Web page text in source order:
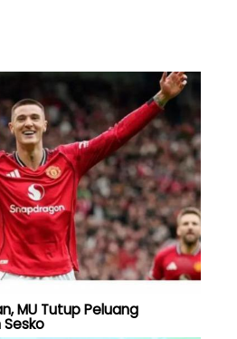
MU Tutup Peluang